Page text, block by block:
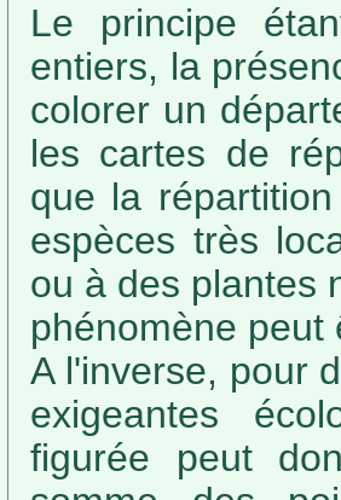
Le principe
entiers, la
colorer un
les cartes de
que la
espèces très
ou à des plantes
phénomène peut
A l'inverse, pour
exigeantes
figurée peut